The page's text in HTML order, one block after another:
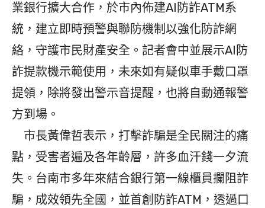
業銀行擴大合作，於市內佈建AI防詐ATM系
統，建立即時預警與聯防機制以強化防詐網
絡，守護市民財產安全。記者會中並展示AI防
詐提款機示範使用，未來如有疑似車手戴口罩
提領，除將發出警示音提醒，也將自動通報警
方到場。
市長黃偉哲表示，打擊詐騙是全民關注的痛
點，受害者遍及各年齡層，許多血汗錢一夕流
失。台南市多年來結合銀行第一線櫃員攔阻詐
騙，成效領先全國，並首創防詐ATM，透過口